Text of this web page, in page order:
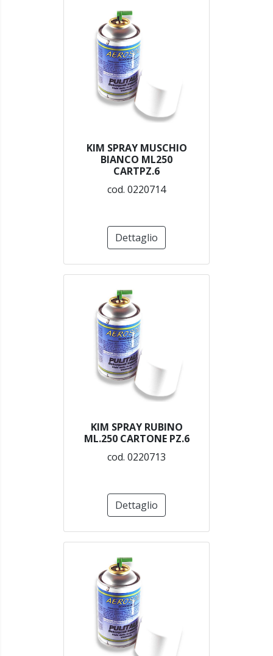
KIM SPRAY MUSCHIO
BIANCO ML250
CARTPZ.6
cod. 0220714
Dettaglio
KIM SPRAY RUBINO
ML.250 CARTONE PZ.6
cod. 0220713
Dettaglio